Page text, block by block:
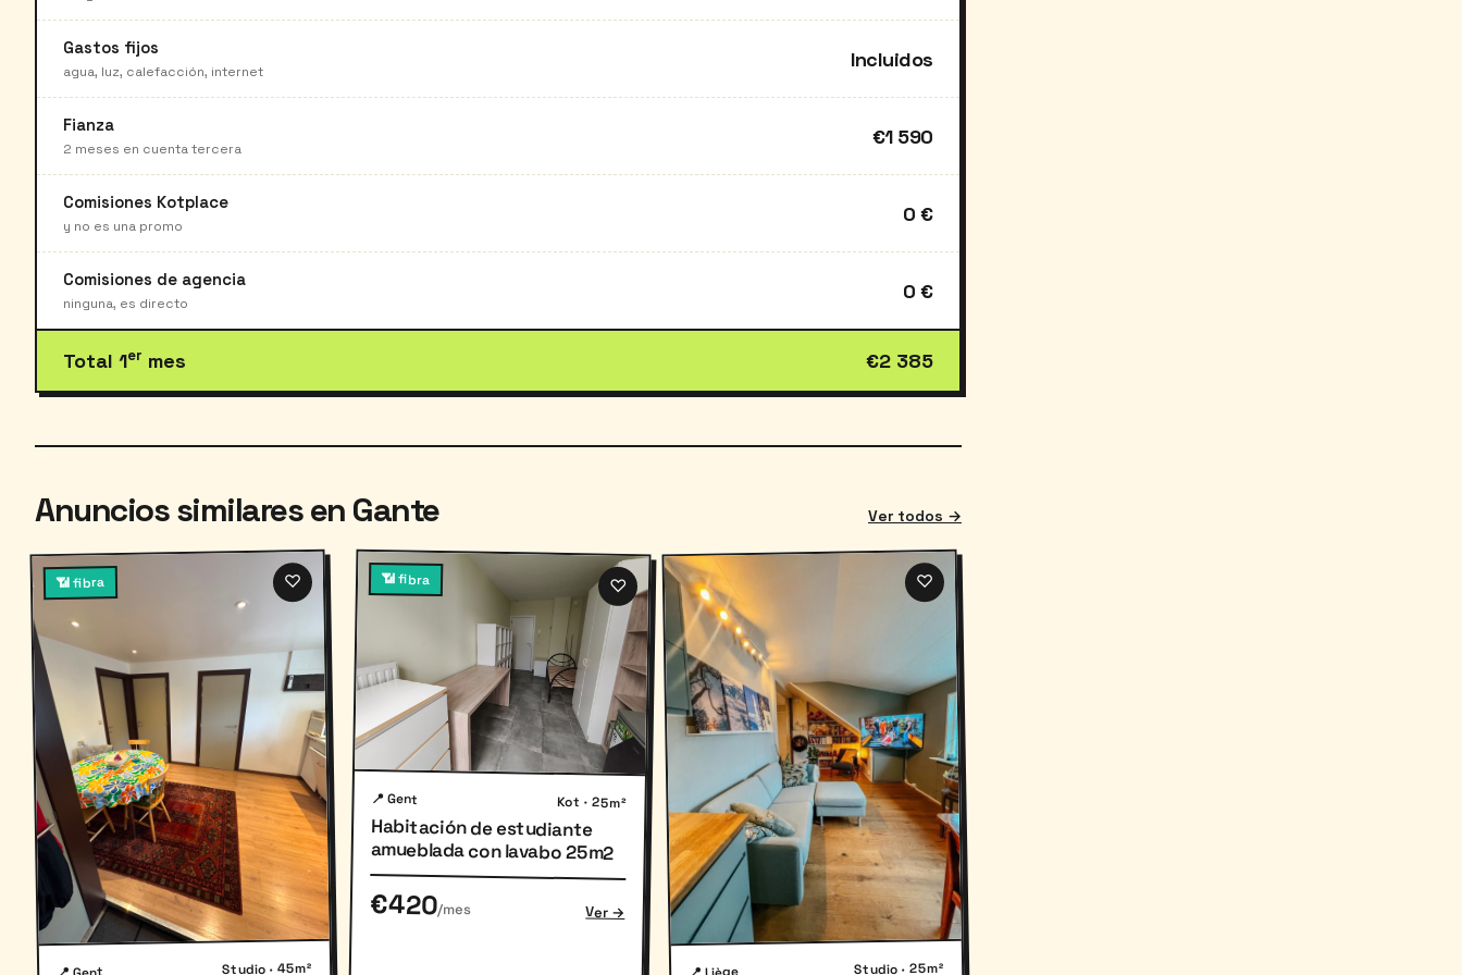
Gastos fijos
agua, luz, calefacción, internet
Incluidos
Fianza
2 meses en cuenta tercera
€1 590
Comisiones Kotplace
y no es una promo
0 €
Comisiones de agencia
ninguna, es directo
0 €
Total 1er mes €2 385
Anuncios similares en Gante Ver todos →
📶 fibra ♡
Studio · 45m²
📶 fibra ♡
📍 Gent Kot · 25m²
Habitación de estudiante
amueblada con lavabo 25m2
€420/mes Ver →
♡
Studio · 25m²